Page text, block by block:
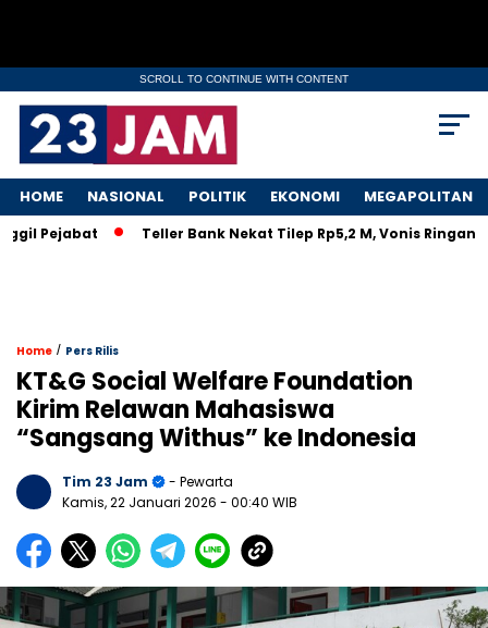
SCROLL TO CONTINUE WITH CONTENT
HOME NASIONAL POLITIK EKONOMI MEGAPOLITAN
Pejabat Teller Bank Nekat Tilep Rp5,2 M, Vonis Ringan
Home / Pers Rilis
KT&G Social Welfare Foundation
Kirim Relawan Mahasiswa
“Sangsang Withus” ke Indonesia
Tim 23 Jam
- Pewarta
Kamis, 22 Januari 2026 - 00:40 WIB